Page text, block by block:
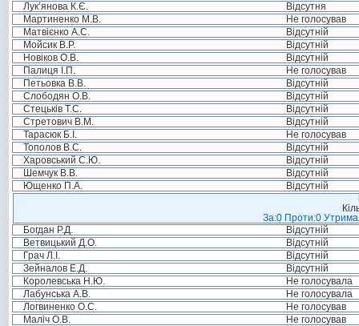
Лук’янова К.Є.
Відсутня
Мартиненко М.В.
Не голосував
Матвієнко А.С.
Відсутній
Мойсик В.Р.
Відсутній
Новіков О.В.
Відсутній
Палиця І.П.
Не голосував
Петьовка В.В.
Відсутній
Слободян О.В.
Відсутній
Стецьків Т.С.
Відсутній
Стретович В.М.
Відсутній
Тарасюк Б.І.
Не голосував
Тополов В.С.
Відсутній
Харовський С.Ю.
Відсутній
Шемчук В.В.
Відсутній
Ющенко П.А.
Відсутній
За:0 Проти:0
Богдан Р.Д.
Відсутній
Ветвицький Д.О.
Відсутній
Грач Л.І.
Відсутній
Зейналов Е.Д.
Відсутній
Королевська Н.Ю.
Не голосувала
Лабунська А.В.
Не голосувала
Логвиненко О.С.
Не голосував
Маліч О.В.
Не голосував